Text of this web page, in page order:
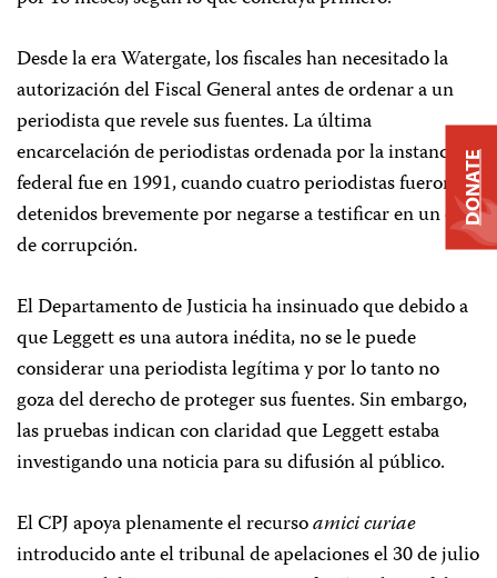
Desde la era Watergate, los fiscales han necesitado la
autorización del Fiscal General antes de ordenar a un
periodista que revele sus fuentes. La última
encarcelación de periodistas ordenada por la instancia
federal fue en 1991, cuando cuatro periodistas fueron
detenidos brevemente por negarse a testificar en un caso
de corrupción.
El Departamento de Justicia ha insinuado que debido a
que Leggett es una autora inédita, no se le puede
considerar una periodista legítima y por lo tanto no
goza del derecho de proteger sus fuentes. Sin embargo,
las pruebas indican con claridad que Leggett estaba
investigando una noticia para su difusión al público.
El CPJ apoya plenamente el recursoamici curiae
introducido ante el tribunal de apelaciones el 30 de julio
DONATE